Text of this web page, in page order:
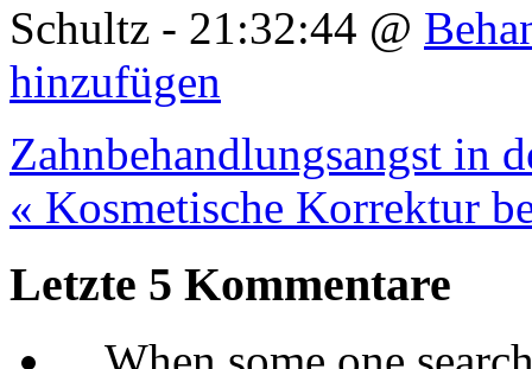
Schultz - 21:32:44 @
hinzufügen
Zahnbehandlungsangst in
« Kosmetische Korrektur
Letzte 5 Kommentare